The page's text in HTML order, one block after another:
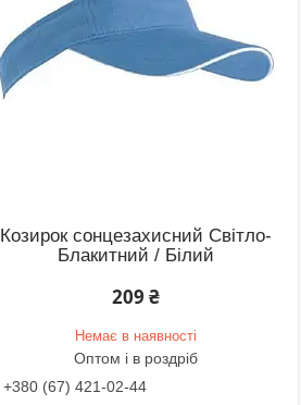
Козирок сонцезахисний Світло-
Блакитний / Білий
209 ₴
Немає в наявності
Оптом і в роздріб
+380 (67) 421-02-44